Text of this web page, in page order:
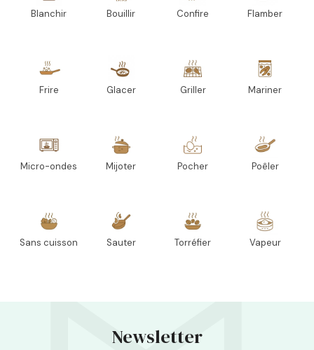
Blanchir Bouillir Confire Flamber
Frire Glacer Griller Mariner
Micro-ondes Mijoter Pocher Poêler
Sans cuisson Sauter Torréfier Vapeur
Newsletter